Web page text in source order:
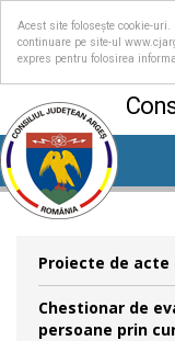
Acest site folosește cookie-
continuare pe site-ul
expres pentru folosirea
Proiecte de
Chestionar de
persoane prin